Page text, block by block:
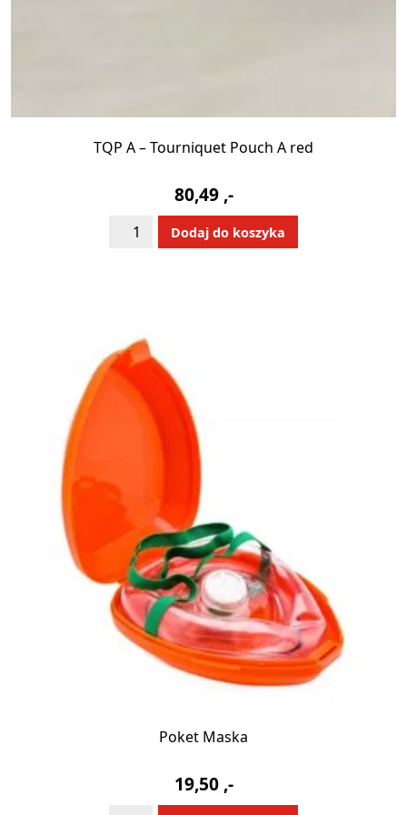
TQP A – Tourniquet Pouch A red
80,49 ,-
ilość
Pouch
A
red
Dodaj do koszyka
Alternative:
Poket Maska
19,50 ,-